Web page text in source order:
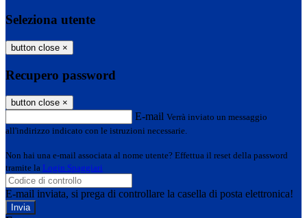
Seleziona utente
button close ×
Recupero password
button close ×
E-mail Verrà inviato un messaggio
all'indirizzo indicato con le istruzioni necessarie.
Non hai una e-mail associata al nome utente? Effettua il reset della password
tramite la Login Spaggiari
E-mail inviata, si prega di controllare la casella di posta elettronica!